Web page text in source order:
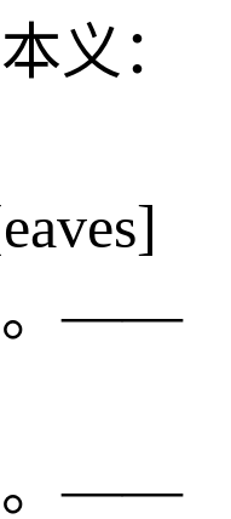
义：
。——
。——